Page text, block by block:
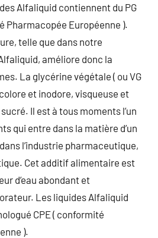
Alfaliquid contiennent du PG
Pharmacopée Européenne ).
telle que dans notre
améliore donc la
La glycérine végétale ( ou VG
et inodore, visqueuse et
Il est à tous moments l’un
qui entre dans la matière d’un
l’industrie pharmaceutique,
Cet additif alimentaire est
d’eau abondant et
Les liquides Alfaliquid
CPE ( conformité
).